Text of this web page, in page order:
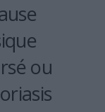
ou